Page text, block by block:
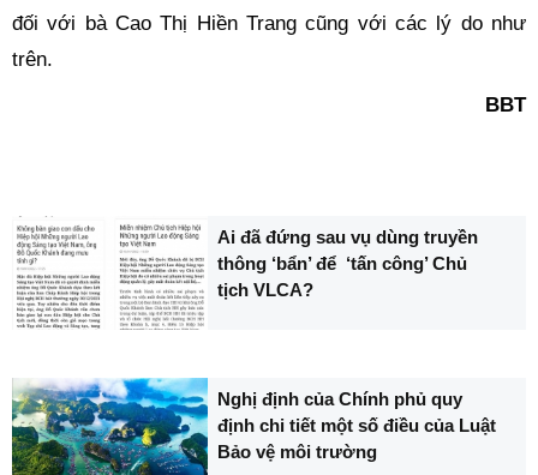
đối với bà Cao Thị Hiền Trang cũng với các lý do như
trên.
BBT
Ai đã đứng sau vụ dùng truyền
thông ‘bẩn’ để ‘tấn công’ Chủ
tịch VLCA?
Nghị định của Chính phủ quy
định chi tiết một số điều của Luật
Bảo vệ môi trường